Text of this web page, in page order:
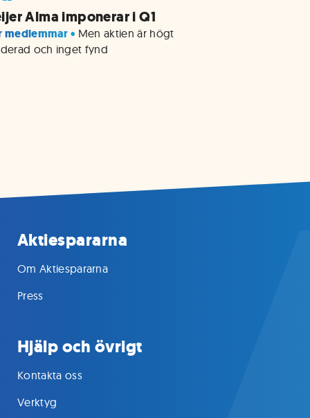
Alma imponerar i Q1
medlemmar • Men aktien är högt
och inget fynd
Aktiespararna
Om Aktiespararna
Press
Hjälp och övrigt
Kontakta oss
Verktyg